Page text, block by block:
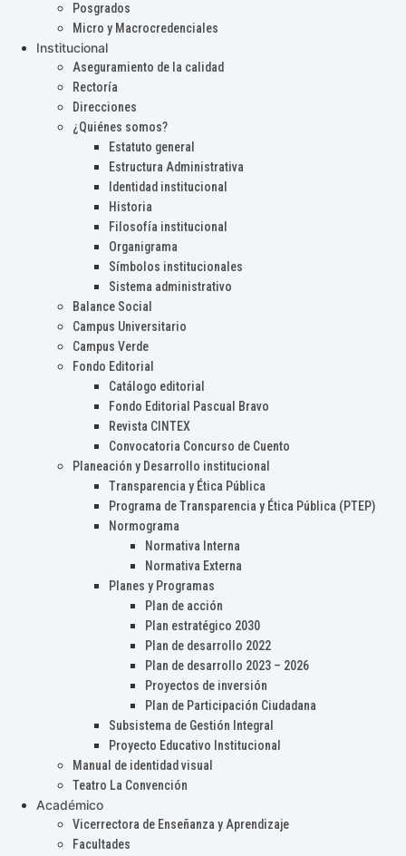
Posgrados
Micro y Macrocredenciales
Institucional
Aseguramiento de la calidad
Rectoría
Direcciones
¿Quiénes somos?
Estatuto general
Estructura Administrativa
Identidad institucional
Historia
Filosofía institucional
Organigrama
Símbolos institucionales
Sistema administrativo
Balance Social
Campus Universitario
Campus Verde
Fondo Editorial
Catálogo editorial
Fondo Editorial Pascual Bravo
Revista CINTEX
Convocatoria Concurso de Cuento
Planeación y Desarrollo institucional
Transparencia y Ética Pública
Programa de Transparencia y Ética Pública (PTEP)
Normograma
Normativa Interna
Normativa Externa
Planes y Programas
Plan de acción
Plan estratégico 2030
Plan de desarrollo 2022
Plan de desarrollo 2023 – 2026
Proyectos de inversión
Plan de Participación Ciudadana
Subsistema de Gestión Integral
Proyecto Educativo Institucional
Manual de identidad visual
Teatro La Convención
Académico
Vicerrectora de Enseñanza y Aprendizaje
Facultades